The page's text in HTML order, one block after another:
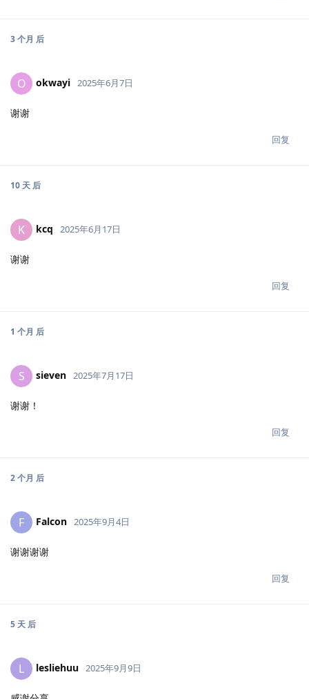
3 个月 后
O okwayi 2025年6月7日
谢谢
回复
10 天 后
K kcq 2025年6月17日
谢谢
回复
1 个月 后
S sieven 2025年7月17日
谢谢！
回复
2 个月 后
F Falcon 2025年9月4日
谢谢谢谢
回复
5 天 后
L lesliehuu 2025年9月9日